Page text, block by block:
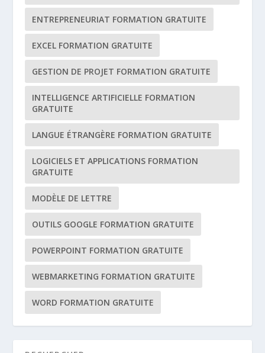
ENTREPRENEURIAT FORMATION GRATUITE
EXCEL FORMATION GRATUITE
GESTION DE PROJET FORMATION GRATUITE
INTELLIGENCE ARTIFICIELLE FORMATION
GRATUITE
LANGUE ÉTRANGÈRE FORMATION GRATUITE
LOGICIELS ET APPLICATIONS FORMATION
GRATUITE
MODÈLE DE LETTRE
OUTILS GOOGLE FORMATION GRATUITE
POWERPOINT FORMATION GRATUITE
WEBMARKETING FORMATION GRATUITE
WORD FORMATION GRATUITE